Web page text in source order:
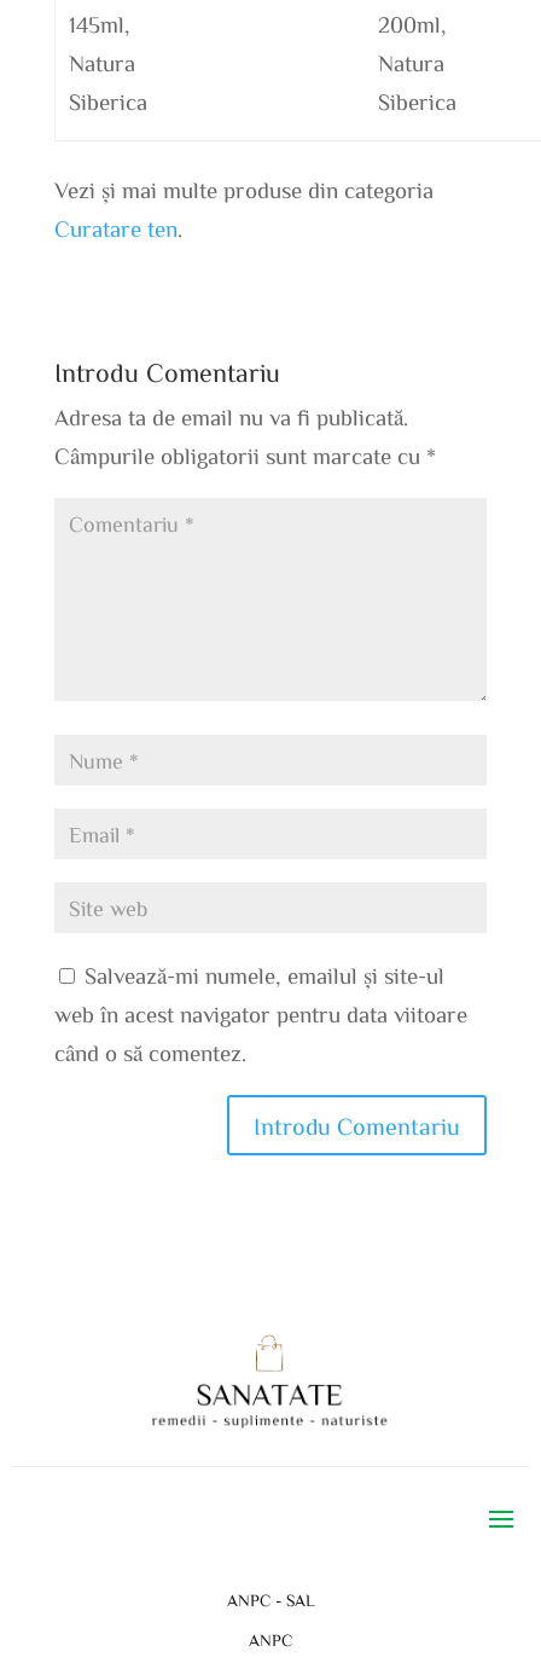
145ml,
Natura
Siberica
200ml,
Natura
Siberica
Vezi și mai multe produse din categoria
Curatare ten
Introdu Comentariu
Adresa ta de email nu va fi publicată.
Câmpurile obligatorii sunt marcate cu *
Salvează-mi numele, emailul și site-ul
web în acest navigator pentru data viitoare
când o să comentez.
ANPC - SAL
ANPC